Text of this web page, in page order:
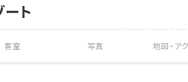
ト
客室 写真 地図・ ア